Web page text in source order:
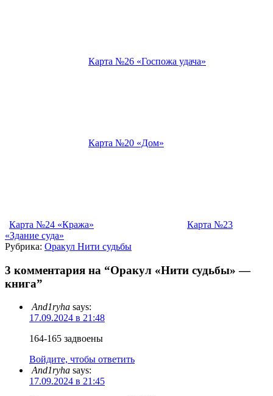
Карта №26 «Госпожа удача»
Карта №20 «Дом»
Карта №24 «Кража»
Карта №23
«Здание суда»
Рубрика: Оракул Нити судьбы
3 комментария на “Оракул «Нити судьбы» —
книга”
And1ryha says:
17.09.2024 в 21:48
164-165 задвоены
Войдите, чтобы ответить
And1ryha says:
17.09.2024 в 21:45